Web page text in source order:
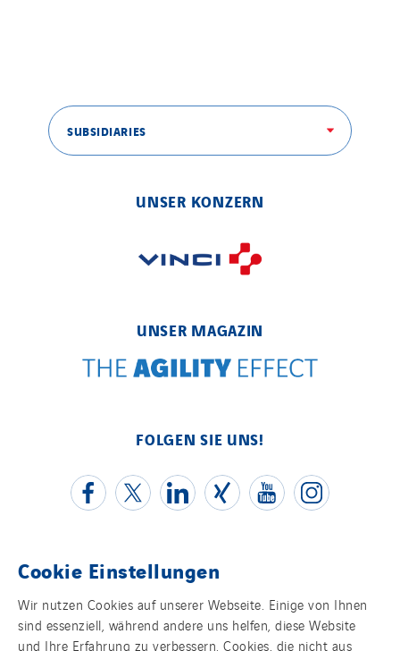
SUBSIDIARIES
UNSER KONZERN
UNSER MAGAZIN
FOLGEN SIE UNS!
Kontakt
Impressum
Cookie Einstellungen
Wir nutzen Cookies auf unserer Webseite. Einige von Ihnen
sind essenziell, während andere uns helfen, diese Website
und Ihre Erfahrung zu verbessern. Cookies, die nicht aus